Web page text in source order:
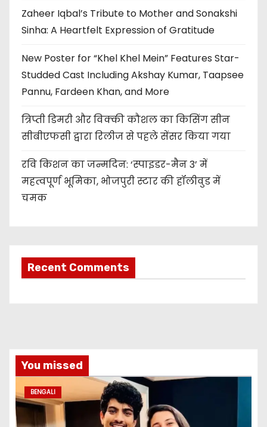
Zaheer Iqbal’s Tribute to Mother and Sonakshi
Sinha: A Heartfelt Expression of Gratitude
New Poster for “Khel Khel Mein” Features Star-
Studded Cast Including Akshay Kumar, Taapsee
Pannu, Fardeen Khan, and More
त्रिप्ती डिमरी और विक्की कौशल का किसिंग सीन
सीबीएफसी द्वारा रिलीज से पहले सेंसर किया गया
रवि किशन का जन्मदिन: ‘स्पाइडर-मैन 3’ में
महत्वपूर्ण भूमिका, भोजपुरी स्टार की हॉलीवुड में
चमक
Recent Comments
You missed
BENGALI